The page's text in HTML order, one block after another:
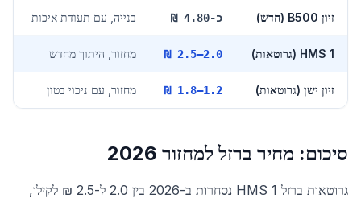
זיון B500 (חדש) כ-4.80 ₪ בנייה, עם תעודת איכות
HMS 1 (גרוטאות) 2.0–2.5 ₪ מחזור, היתוך מחדש
זיון ישן (גרוטאות) 1.2–1.8 ₪ מחזור, עם ניכוי בטון
סיכום: מחיר ברזל למחזור 2026
גרוטאות ברזל HMS 1 נסחרות ב-2026 בין 2.0 ל-2.5 ₪ לקילו,